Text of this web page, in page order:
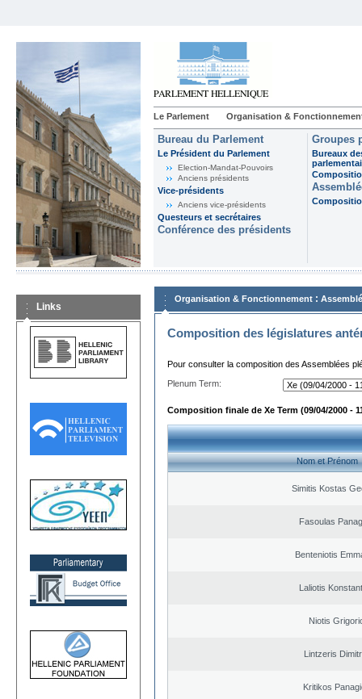
Le Parlement Organisation &
Bureau du Parlement
Le Président du Parlement
Election-Mandat-Pouvoirs
Anciens présidents
Vice-présidents
Anciens vice-présidents
Questeurs et secrétaires
Conférence des présidents
Groupes
Bureaux
Links
Organisation & Fonctionnement :
Composition des législatures
Pour consulter la composition des Assemblées
Plenum Term:
Composition finale de Xe Term (09/04/2000 -
Nom et Prénom
Simitis Kostas
Fasoulas
Benteniotis
Laliotis
Niotis
Lintzeris
Kritikos